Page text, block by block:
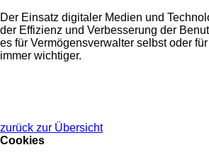
Der Einsatz digitaler Medien und
der Effizienz und Verbesserung der
es für Vermögensverwalter selbst oder
immer wichtiger.
zurück zur Übersicht
Cookies